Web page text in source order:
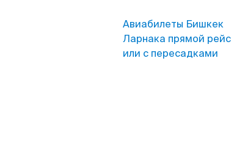
Авиабилеты Бишкек
Ларнака прямой рейс
или с пересадками